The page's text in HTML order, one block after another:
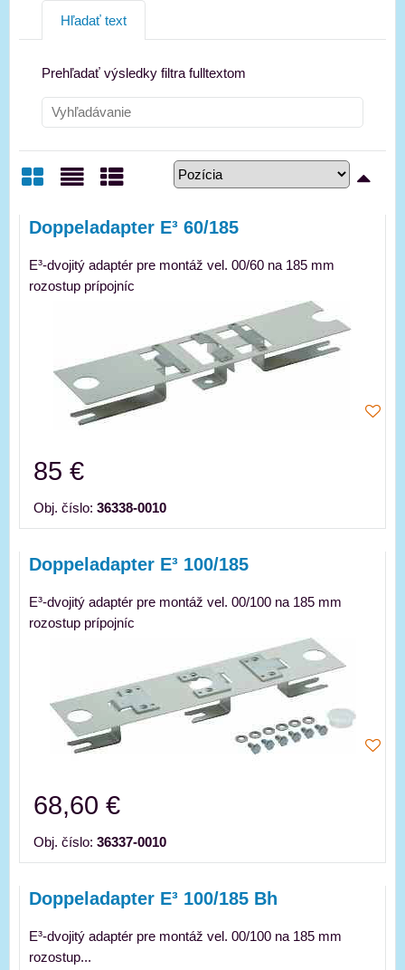
Hľadať text
Prehľadať výsledky filtra fulltextom
Mriežka
Doppeladapter E³ 60/185
E³-dvojitý adaptér pre montáž vel. 00/60 na 185 mm
rozostup prípojníc
85 €
Obj. číslo: 36338-0010
Doppeladapter E³ 100/185
E³-dvojitý adaptér pre montáž vel. 00/100 na 185 mm
rozostup prípojníc
68,60 €
Obj. číslo: 36337-0010
Doppeladapter E³ 100/185 Bh
E³-dvojitý adaptér pre montáž vel. 00/100 na 185 mm
rozostup...